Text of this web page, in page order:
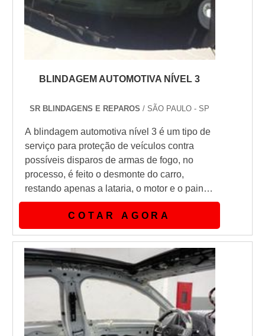
BLINDAGEM AUTOMOTIVA NÍVEL 3
SR BLINDAGENS E REPAROS/ SÃO PAULO - SP
A blindagem automotiva nível 3 é um tipo de
serviço para proteção de veículos contra
possíveis disparos de armas de fogo, no
processo, é feito o desmonte do carro,
restando apenas a lataria, o motor e o painel.
As partes opacas das peças serão
revestidas por uma manta de aramida e aço
inoxidável nas colunas, os vidros
convencionais serão trocados pelos vidros
blindados. Esse processo requer uma série
de retoques e detalhes que só podem ser
COTAR AGORA